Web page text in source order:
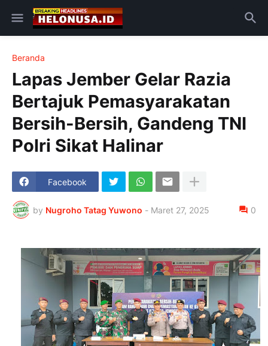
Beranda
Lapas Jember Gelar Razia
Bertajuk Pemasyarakatan
Bersih-Bersih, Gandeng TNI
Polri Sikat Halinar
Facebook
by Nugroho Tatag Yuwono - Maret 27, 2025 0